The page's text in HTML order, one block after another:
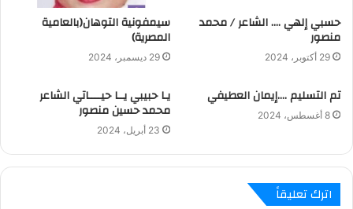
حسبي إلهي …. الشاعر / محمد
منصور
29 أكتوبر، 2024
سيمفونية التوهان(بالعامية
المصرية)
29 ديسمبر، 2024
تم التسليم ….إيمان العطيفي
8 أغسطس، 2024
يـا حبيبي يــا حيــــاتي الشاعر
محمد حسين منصور
23 أبريل، 2024
اترك تعليقاً